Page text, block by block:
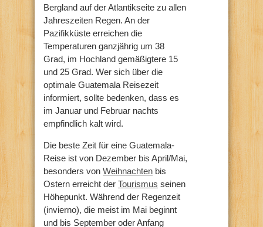
Bergland auf der Atlantikseite zu allen
Jahreszeiten Regen. An der
Pazifikküste erreichen die
Temperaturen ganzjährig um 38
Grad, im Hochland gemäßigtere 15
und 25 Grad. Wer sich über die
optimale Guatemala Reisezeit
informiert, sollte bedenken, dass es
im Januar und Februar nachts
empfindlich kalt wird.
Die beste Zeit für eine Guatemala-
Reise ist von Dezember bis April/Mai,
besonders von Weihnachten bis
Ostern erreicht der Tourismus seinen
Höhepunkt. Während der Regenzeit
(invierno), die meist im Mai beginnt
und bis September oder Anfang